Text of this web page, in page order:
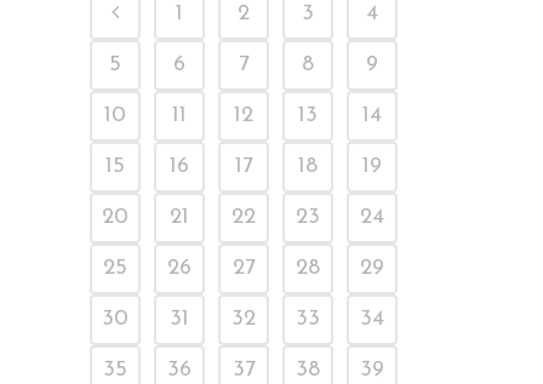
1 2 3 4
5 6 7 8 9
10 11 12 13 14
15 16 17 18 19
20 21 22 23 24
25 26 27 28 29
30 31 32 33 34
35 36 37 38 39